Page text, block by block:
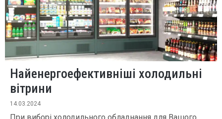
Найенергоефективніші холодильні
вітрини
14.03.2024
При виборі холодильного обладнання для Вашого